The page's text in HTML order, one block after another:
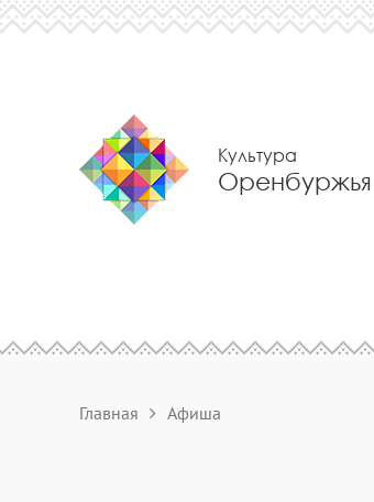
Культура
Оренбуржья
Главная Афиша